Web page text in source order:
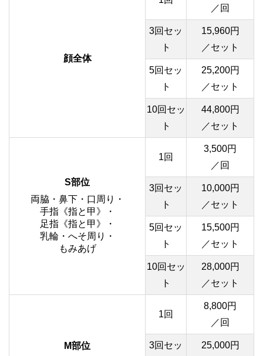
顔全体
／回
3回セッ
ト
15,960円
／セット
5回セッ
ト
25,200円
／セット
10回セッ
ト
44,800円
／セット
S部位
両脇・鼻下・口周り・
手指《指と甲》・
足指《指と甲》・
乳輪・へそ周り・
もみあげ
1回
3,500円
／回
3回セッ
ト
10,000円
／セット
5回セッ
ト
15,500円
／セット
10回セッ
ト
28,000円
／セット
M部位
1回
8,800円
／回
3回セッ
25,000円